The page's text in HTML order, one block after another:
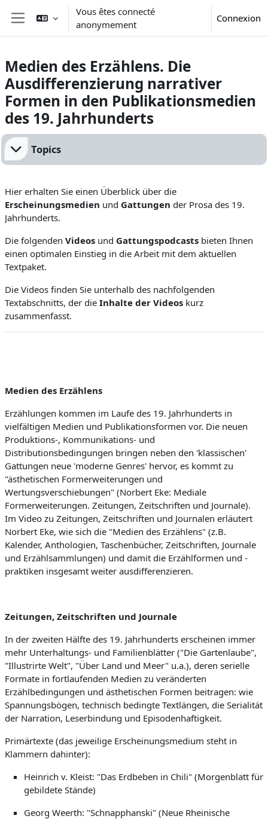
Passer au contenu principal
Panneau latéral
Vous êtes connecté
anonymement
Connexion
Medien des Erzählens. Die
Ausdifferenzierung narrativer
Formen in den Publikationsmedien
des 19. Jahrhunderts
Résumé de section
Topics
Hier erhalten Sie einen Überblick über die
Erscheinungsmedien und Gattungen der Prosa des 19.
Jahrhunderts.
Die folgenden Videos und Gattungspodcasts bieten Ihnen
einen optimalen Einstieg in die Arbeit mit dem aktuellen
Textpaket.
Die Videos finden Sie unterhalb des nachfolgenden
Textabschnitts, der die Inhalte der Videos kurz
zusammenfasst.
Medien des Erzählens
Erzählungen kommen im Laufe des 19. Jahrhunderts in
vielfältigen Medien und Publikationsformen vor. Die neuen
Produktions-, Kommunikations- und
Distributionsbedingungen bringen neben den 'klassischen'
Gattungen neue 'moderne Genres' hervor, es kommt zu
"ästhetischen Formerweiterungen und
Wertungsverschiebungen" (Norbert Eke: Mediale
Formerweiterungen. Zeitungen, Zeitschriften und Journale).
Im Video zu Zeitungen, Zeitschriften und Journalen erläutert
Norbert Eke, wie sich die "Medien des Erzählens" (z.B.
Kalender, Anthologien, Taschenbücher, Zeitschriften, Journale
und Erzählsammlungen) und damit die Erzählformen und -
praktiken insgesamt weiter ausdifferenzieren.
Zeitungen, Zeitschriften und Journale
In der zweiten Hälfte des 19. Jahrhunderts erscheinen immer
mehr Unterhaltungs- und Familienblätter ("Die Gartenlaube",
"Illustrirte Welt", "Über Land und Meer" u.a.), deren serielle
Formate in fortlaufenden Medien zu veränderten
Erzählbedingungen und ästhetischen Formen beitragen: wie
Spannungsbögen, technisch bedingte Textlängen, die Serialität
der Narration, Leserbindung und Episodenhaftigkeit.
Primärtexte (das jeweilige Erscheinungsmedium steht in
Klammern dahinter):
Heinrich v. Kleist: "Das Erdbeben in Chili" (Morgenblatt für
gebildete Stände)
Georg Weerth: "Schnapphanski" (Neue Rheinische